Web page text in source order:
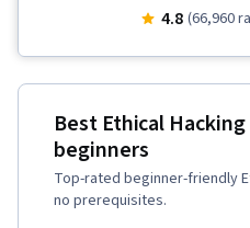
Management,
and Response,
Security
4.8 (66,960
Best Ethical
beginners
Top-rated beginner-friendly
no prerequisites.